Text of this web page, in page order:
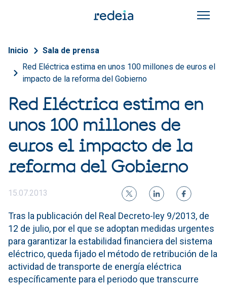
Sobrescribir enlaces de
Inicio
Sala de prensa
Red Eléctrica estima en unos 100 millones de euros el
impacto de la reforma del Gobierno
Red Eléctrica estima en
unos 100 millones de
euros el impacto de la
reforma del Gobierno
15.07.2013
Tras la publicación del Real Decreto-ley 9/2013, de
12 de julio, por el que se adoptan medidas urgentes
para garantizar la estabilidad financiera del sistema
eléctrico, queda fijado el método de retribución de la
actividad de transporte de energía eléctrica
específicamente para el periodo que transcurre